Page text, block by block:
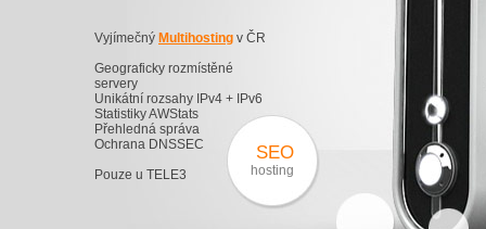
Vyjímečný Multihosting v ČR
Geograficky rozmístěné
servery
Unikátní rozsahy IPv4 + IPv6
Statistiky AWStats
Přehledná správa
Ochrana DNSSEC
Pouze u TELE3
SEO
hosting